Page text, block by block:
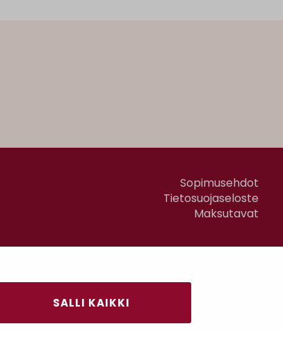
SALLI KAIKKI
Sopimusehdot
Tietosuojaseloste
Maksutavat